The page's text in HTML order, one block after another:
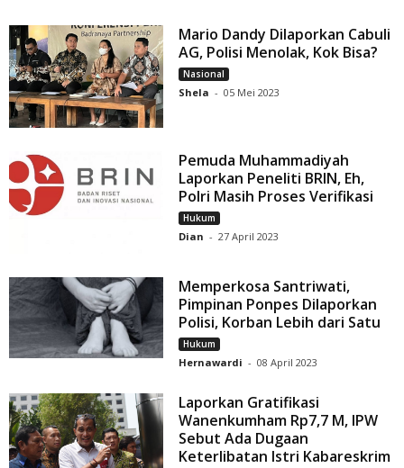
Mario Dandy Dilaporkan Cabuli
AG, Polisi Menolak, Kok Bisa?
Nasional
Shela - 05 Mei 2023
Pemuda Muhammadiyah
Laporkan Peneliti BRIN, Eh,
Polri Masih Proses Verifikasi
Hukum
Dian - 27 April 2023
Memperkosa Santriwati,
Pimpinan Ponpes Dilaporkan
Polisi, Korban Lebih dari Satu
Hukum
Hernawardi - 08 April 2023
Laporkan Gratifikasi
Wanenkumham Rp7,7 M, IPW
Sebut Ada Dugaan
Keterlibatan Istri Kabareskrim